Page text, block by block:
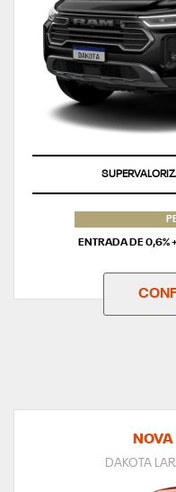
ENTRADA DE 0,6%
NOVA
DAKOTA